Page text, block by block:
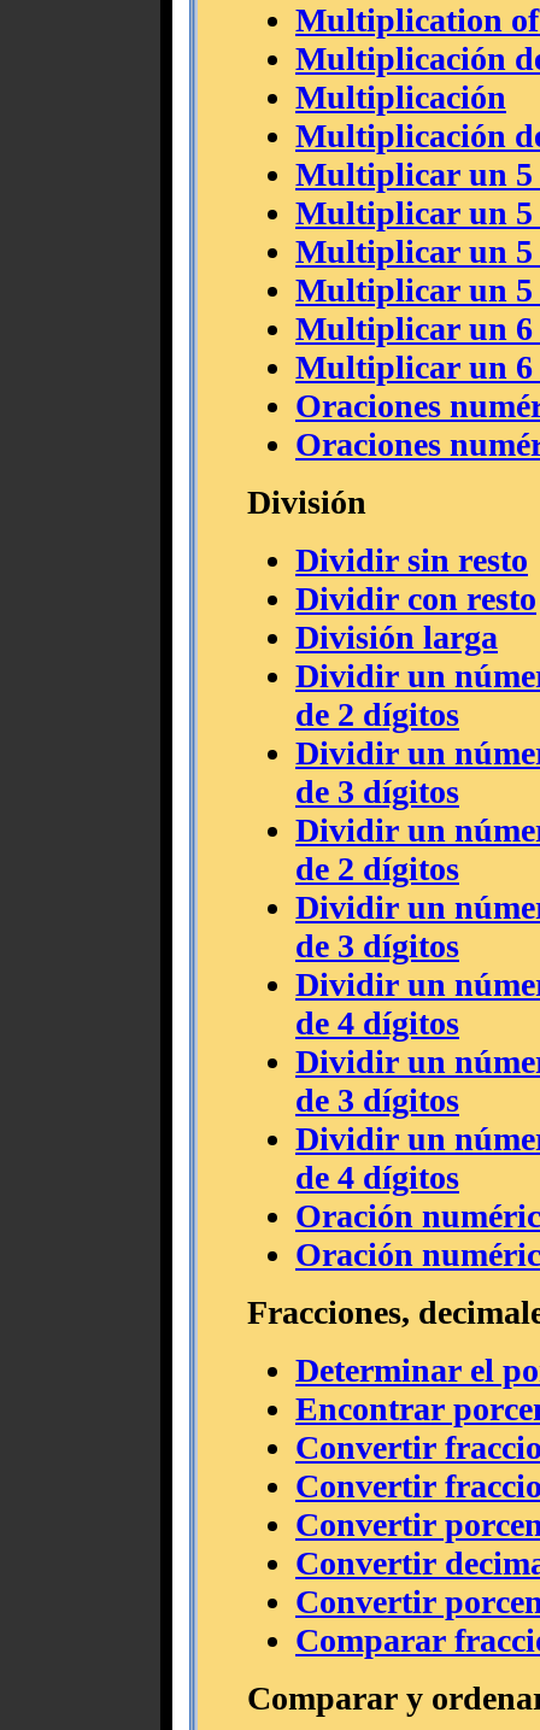
Multiplication
Multiplicación
Multiplicación
Multiplicación
Multiplicar un 5
Multiplicar un 5
Multiplicar un 5
Multiplicar un 5
Multiplicar un 6
Multiplicar un 6
Oraciones
Oraciones
División
Dividir sin resto
Dividir con resto
División larga
Dividir un
de 2 dígitos
Dividir un
de 3 dígitos
Dividir un
de 2 dígitos
Dividir un
de 3 dígitos
Dividir un
de 4 dígitos
Dividir un
de 3 dígitos
Dividir un
de 4 dígitos
Oración
Oración
Fracciones,
Determinar el
Encontrar
Convertir
Convertir
Convertir
Convertir
Convertir
Comparar
Comparar y